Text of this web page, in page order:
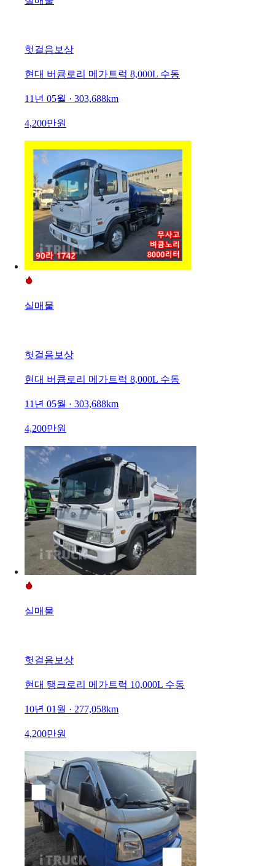
헛걸음보상
현대 버큠로리 메가트럭 8,000L 수동
11년 05월 · 303,688km
4,200만원
실매물
헛걸음보상
현대 버큠로리 메가트럭 8,000L 수동
11년 05월 · 303,688km
4,200만원
실매물
헛걸음보상
현대 탱크로리 메가트럭 10,000L 수동
10년 01월 · 277,058km
4,200만원